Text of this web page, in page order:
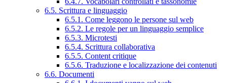
6.5. Scrittura e linguaggio
6.5.1. Come leggono le persone sul web
6.5.2. Le regole per un linguaggio semplice
6.5.3. Microtesti
6.5.4. Scrittura collaborativa
6.5.5. Content critique
6.5.6. Traduzione e localizzazione dei contenuti
6.6. Documenti